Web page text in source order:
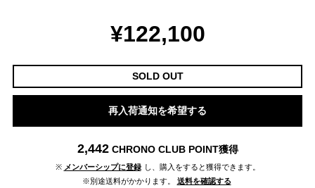
¥122,100
SOLD OUT
再入荷通知を希望する
2,442 CHRONO CLUB POINT獲得
※ メンバーシップに登録 し、購入をすると獲得できます。
※別途送料がかかります。
送料を確認する